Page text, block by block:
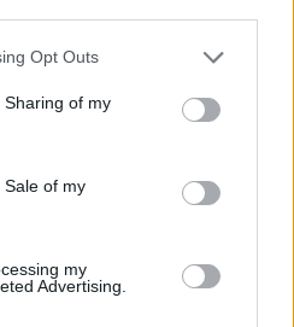
app uses one or more Google
behaviour. You may click to
and its third-party tags to
purposes in below Google
Opt Outs
of my
of my
my
Advertising.
tue segnalazioni,
al numero +39
ultime news